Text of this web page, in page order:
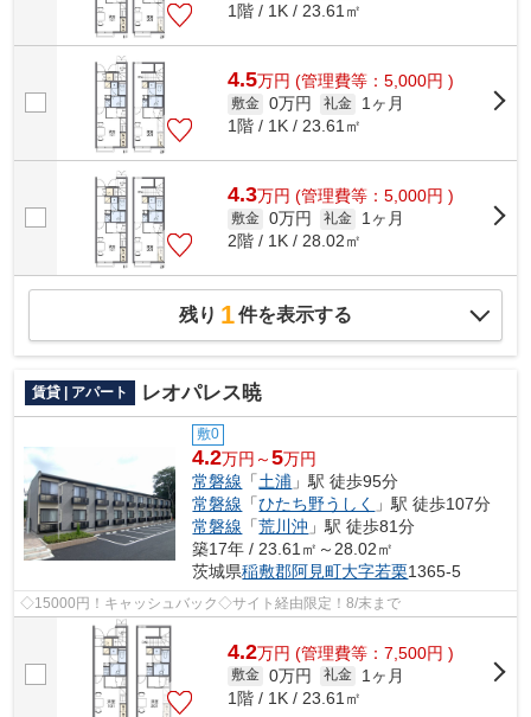
1階 / 1K / 23.61㎡
4.5万円 (管理費等：5,000円 )
敷金 0万円 礼金
1ヶ月
1階 / 1K / 23.61㎡
4.3万円 (管理費等：5,000円 )
敷金 0万円 礼金
1ヶ月
2階 / 1K / 28.02㎡
残り 1件を表示する
賃貸 | アパート レオパレス暁
敷0
4.2万円～5万円
常磐線 「土浦 」駅 徒歩95分
常磐線 「ひたち野うしく
」駅 徒歩107分
常磐線 「荒川沖 」駅 徒歩81分
築17年 / 23.61㎡～28.02㎡
茨城県稲敷郡阿見町大字若栗1365-5
◇15000円！キャッシュバック◇サイト経由限定！8/末まで
4.2万円 (管理費等：7,500円 )
敷金 0万円 礼金
1ヶ月
1階 / 1K / 23.61㎡